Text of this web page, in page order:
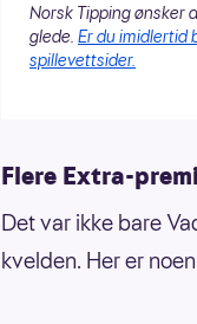
Norsk Tipping ønsker
glede. Er du imidlertid
spillevettsider.
Flere Extra-
Det var ikke bare
kvelden. Her er